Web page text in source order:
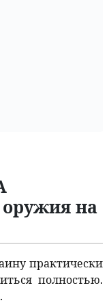
оружия на
практически
полностью.